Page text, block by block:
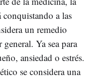
conquistando a las
un remedio
Ya sea para
ansiedad o estrés.
se considera una